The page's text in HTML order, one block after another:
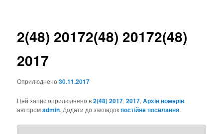
2(48) 20172(48) 20172(48)
2017
Оприлюднено30.11.2017
Цей запис оприлюднено в2(48) 2017,2017,Архів номерів
авторомadmin. Додати до закладокпостійне посилання.